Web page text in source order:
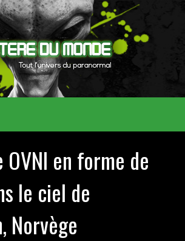
OVNI en forme de
le ciel de
Norvège